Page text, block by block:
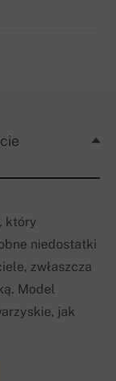
który
niedostatki
zwłaszcza
Model
jak